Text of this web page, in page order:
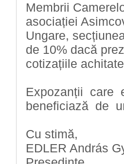
Membrii
asociației
Ungare,
de 10% dacă
cotizațiile
Expozanții care
beneficiază de
Cu stimă,
EDLER András